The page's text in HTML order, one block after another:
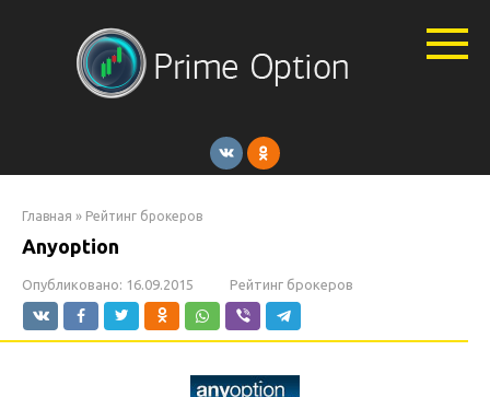
Главная » Рейтинг брокеров
Anyoption
Опубликовано: 16.09.2015 Рейтинг брокеров